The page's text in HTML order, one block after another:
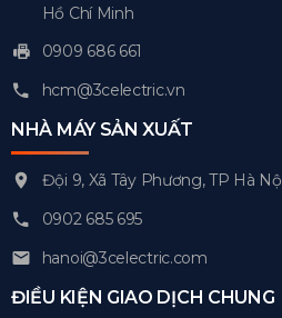
Hồ Chí Minh
0909 686 661
hcm@3celectric.vn
NHÀ MÁY SẢN XUẤT
Đội 9, Xã Tây Phương, TP Hà
0902 685 695
hanoi@3celectric.com
ĐIỀU KIỆN GIAO DỊCH CHUNG